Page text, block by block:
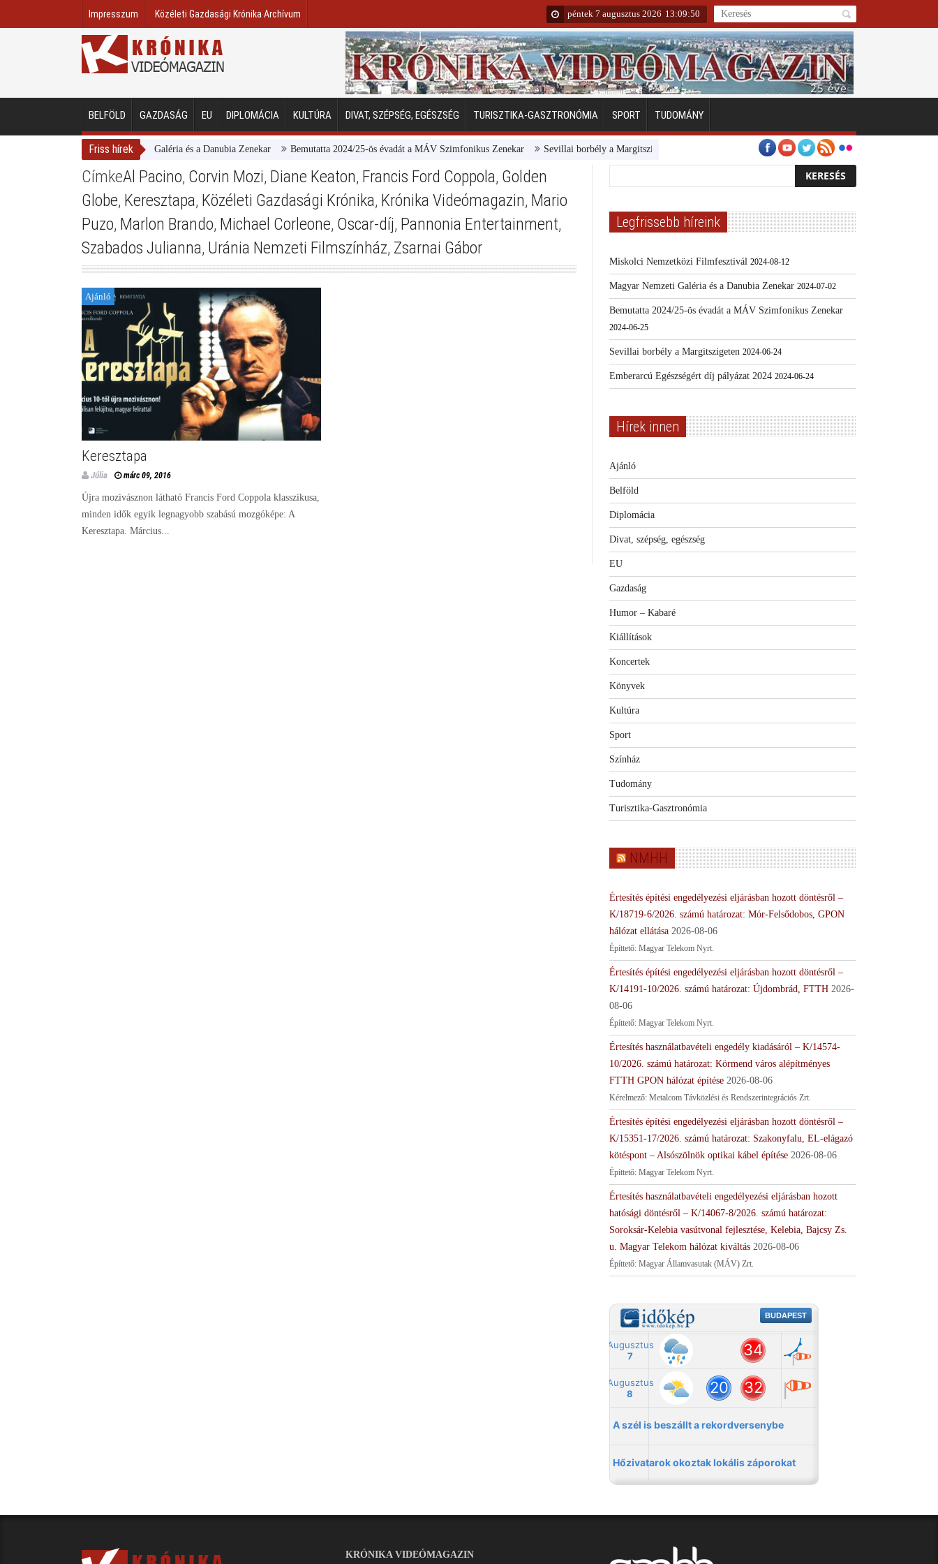
Impresszum Közéleti Gazdasági Krónika Archívum péntek 7 augusztus 2026 13:09:50
BELFÖLD GAZDASÁG EU DIPLOMÁCIA KULTÚRA DIVAT, SZÉPSÉG, EGÉSZSÉG TURISZTIKA-GASZTRONÓMIA SPORT TUDOMÁNY
Friss hírek
Magyar Nemzeti Galéria és a Danubia Zenekar Bemutatta 2024/25-ös évadát a MÁV Szimfonikus Zenekar Sevillai borbély a Margitszigeten Emberarcú Egészségért díj pályázat 2024
CímkeAl Pacino, Corvin Mozi, Diane Keaton, Francis Ford Coppola, Golden
Globe, Keresztapa, Közéleti Gazdasági Krónika, Krónika Videómagazin, Mario
Puzo, Marlon Brando, Michael Corleone, Oscar-díj, Pannonia Entertainment,
Szabados Julianna, Uránia Nemzeti Filmszínház, Zsarnai Gábor
Ajánló
Keresztapa
Júlia márc 09, 2016
Újra mozivásznon látható Francis Ford Coppola klasszikusa,
minden idők egyik legnagyobb szabású mozgóképe: A
Keresztapa. Március...
Legfrissebb híreink
Miskolci Nemzetközi Filmfesztivál 2024-08-12
Magyar Nemzeti Galéria és a Danubia Zenekar 2024-07-02
Bemutatta 2024/25-ös évadát a MÁV Szimfonikus Zenekar
2024-06-25
Sevillai borbély a Margitszigeten 2024-06-24
Emberarcú Egészségért díj pályázat 2024 2024-06-24
Hírek innen
Ajánló
Belföld
Diplomácia
Divat, szépség, egészség
EU
Gazdaság
Humor – Kabaré
Kiállítások
Koncertek
Könyvek
Kultúra
Sport
Színház
Tudomány
Turisztika-Gasztronómia
NMHH
Értesítés építési engedélyezési eljárásban hozott döntésről –
K/18719-6/2026. számú határozat: Mór-Felsődobos, GPON
hálózat ellátása 2026-08-06
Építtető: Magyar Telekom Nyrt.
Értesítés építési engedélyezési eljárásban hozott döntésről –
K/14191-10/2026. számú határozat: Újdombrád, FTTH 2026-
08-06
Építtető: Magyar Telekom Nyrt.
Értesítés használatbavételi engedély kiadásáról – K/14574-
10/2026. számú határozat: Körmend város alépítményes
FTTH GPON hálózat építése 2026-08-06
Kérelmező: Metalcom Távközlési és Rendszerintegrációs Zrt.
Értesítés építési engedélyezési eljárásban hozott döntésről –
K/15351-17/2026. számú határozat: Szakonyfalu, EL-elágazó
kötéspont – Alsószölnök optikai kábel építése 2026-08-06
Építtető: Magyar Telekom Nyrt.
Értesítés használatbavételi engedélyezési eljárásban hozott
hatósági döntésről – K/14067-8/2026. számú határozat:
Soroksár-Kelebia vasútvonal fejlesztése, Kelebia, Bajcsy Zs.
u. Magyar Telekom hálózat kiváltás 2026-08-06
Építtető: Magyar Államvasutak (MÁV) Zrt.
KRÓNIKA VIDEÓMAGAZIN